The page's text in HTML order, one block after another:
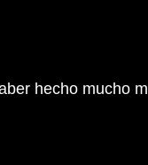
hecho mucho